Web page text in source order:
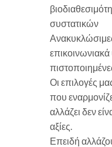
συστατικών
Οι επιλογές
που
αλλάζει δεν
αξίες.
Επειδή